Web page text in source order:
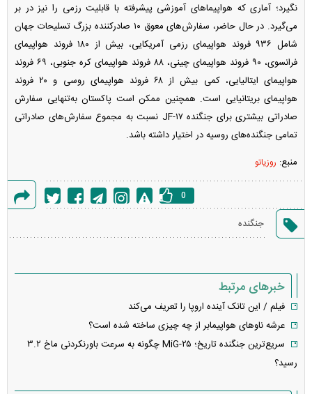
نگیرد؛ آماری که هواپیما‌های آموزشی پیشرفته با قابلیت رزمی را نیز در بر
می‌گیرد. در حال حاضر، سفارش‌های معوق ۱۰ صادرکننده بزرگ تسلیحات جهان
شامل ۹۳۶ فروند هواپیمای رزمی آمریکایی، بیش از ۱۸۰ فروند هواپیمای
فرانسوی، ۹۰ فروند هواپیمای چینی، ۸۸ فروند هواپیمای کره جنوبی، ۶۹ فروند
هواپیمای ایتالیایی، کمی بیش از ۶۸ فروند هواپیمای روسی و ۲۰ فروند
هواپیمای بریتانیایی است. همچنین ممکن است پاکستان به‌تنهایی سفارش
صادراتی بیشتری برای جنگنده JF-۱۷ نسبت به مجموع سفارش‌های صادراتی
تمامی جنگنده‌های روسیه در اختیار داشته باشد.
منبع: روزیاتو
خطا
0
جنگنده
خبرهای مرتبط
فیلم / این تانک آینده اروپا را تعریف می‌کند
عرشه ناو‌های هواپیمابر از چه چیزی ساخته شده است؟
سریع‌ترین جنگنده تاریخ؛ MiG-۲۵ چگونه به سرعت باورنکردنی ماخ ۳.۲
رسید؟